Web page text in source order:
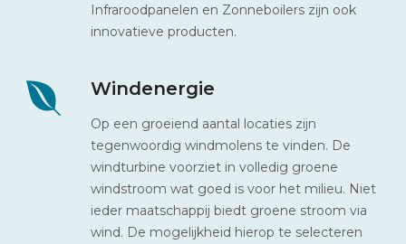
Infraroodpanelen en Zonneboilers zijn ook
innovatieve producten.
Windenergie
Op een groeiend aantal locaties zijn
tegenwoordig windmolens te vinden. De
windturbine voorziet in volledig groene
windstroom wat goed is voor het milieu. Niet
ieder maatschappij biedt groene stroom via
wind. De mogelijkheid hierop te selecteren